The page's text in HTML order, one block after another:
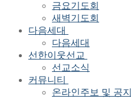
금요기도회
새벽기도회
다음세대
다음세대
선한이웃선교
선교소식
커뮤니티
온라인주보 및 공